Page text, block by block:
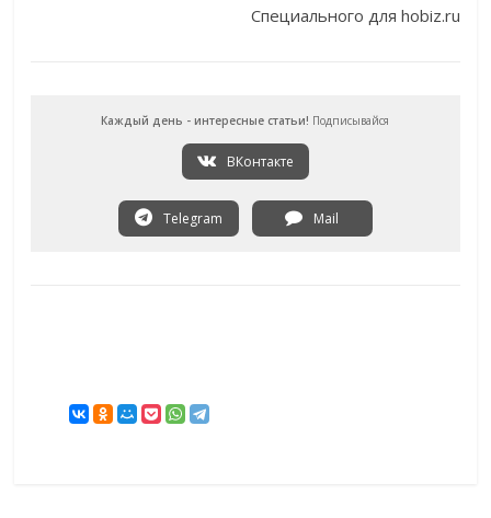
Специального для hobiz.ru
Каждый день - интересные статьи! Подписывайся
ВКонтакте
Telegram Mail